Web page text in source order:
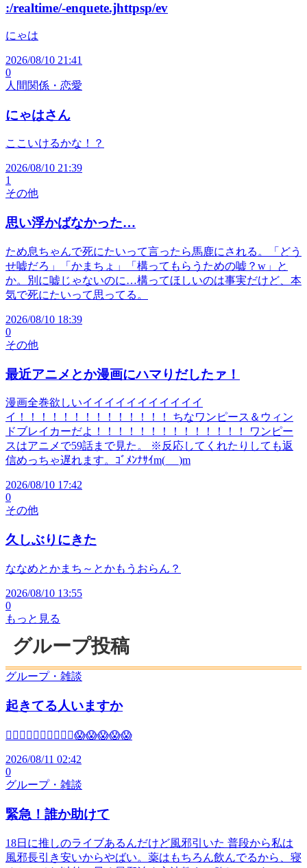
:/realtime/-enquete.jhttpsp/ev
にゃは
2026/08/10 21:41
0
人間関係・恋愛
にゃはさん
ここいけるかな！？
2026/08/10 21:39
1
その他
思い浮かばなかった…
ため息ちゃんで死にたいって言ったら馬鹿にされる。「どう
せ嘘だろ」「かまちょ」「構ってもらうための嘘？w」と
か。別に嘘じゃないのに…構ってほしいのは事実だけど、本
気で死にたいって思ってる。
2026/08/10 18:39
0
その他
最近アニメとか漫画にハマりだしたァ！
漫画全巻欲しいイイイイイイイイイイイ
イ！！！！！！！！！！！！！！ ちなワンピース＆ウィン
ドブレイカーだよ！！！！！！！！！！！！！！ ワンピー
スはアニメで59話まで見た。 ※反応してくれたりしても返
信めっちゃ遅れます。ｺﾞﾒﾝﾅｻｲm(_ _)m
2026/08/10 17:42
0
その他
久しぶりにきた
ななめとかまち～とかもうおらん？
2026/08/10 13:55
0
もっと見る
グループ投稿
グループ・雑談
起きてる人いますか
🫪🫪🫪🫪🫪🫣🫣🫣🫣🫣😱😱😱😱😱
2026/08/11 02:42
0
グループ・雑談
緊急！誰か助けて
18日に推しのライブあるんだけど風邪引いた 普段から私は
風邪長引き安いからやばい。薬はもちろん飲んでるから、寝